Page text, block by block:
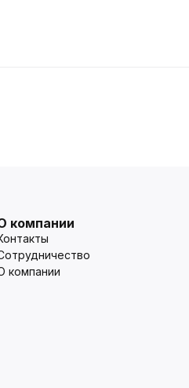
компании
компании